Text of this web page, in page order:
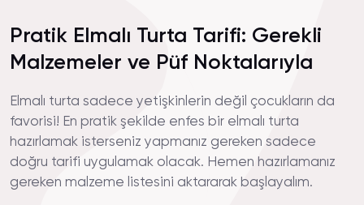
Pratik Elmalı Turta Tarifi: Gerekli
Malzemeler ve Püf Noktalarıyla
Elmalı turta sadece yetişkinlerin değil çocukların da
favorisi! En pratik şekilde enfes bir elmalı turta
hazırlamak isterseniz yapmanız gereken sadece
doğru tarifi uygulamak olacak. Hemen hazırlamanız
gereken malzeme listesini aktararak başlayalım.